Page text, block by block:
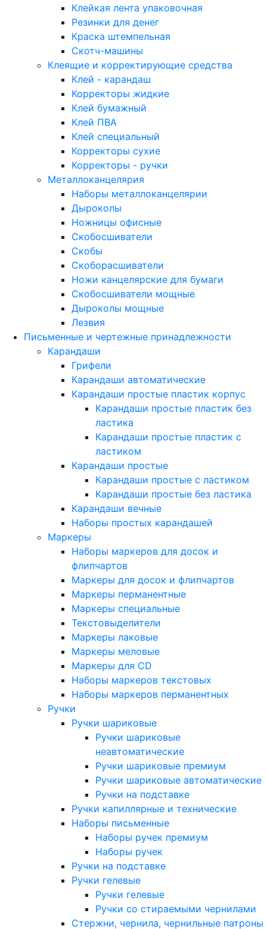
Клейкая лента упаковочная
Резинки для денег
Краска штемпельная
Скотч-машины
Клеящие и корректирующие средства
Клей - карандаш
Корректоры жидкие
Клей бумажный
Клей ПВА
Клей специальный
Корректоры сухие
Корректоры - ручки
Металлоканцелярия
Наборы металлоканцелярии
Дыроколы
Ножницы офисные
Скобосшиватели
Скобы
Скоборасшиватели
Ножи канцелярские для бумаги
Скобосшиватели мощные
Дыроколы мощные
Лезвия
Письменные и чертежные принадлежности
Карандаши
Грифели
Карандаши автоматические
Карандаши простые пластик корпус
Карандаши простые пластик без
ластика
Карандаши простые пластик с
ластиком
Карандаши простые
Карандаши простые с ластиком
Карандаши простые без ластика
Карандаши вечные
Наборы простых карандашей
Маркеры
Наборы маркеров для досок и
флипчартов
Маркеры для досок и флипчартов
Маркеры перманентные
Маркеры специальные
Текстовыделители
Маркеры лаковые
Маркеры меловые
Маркеры для CD
Наборы маркеров текстовых
Наборы маркеров перманентных
Ручки
Ручки шариковые
Ручки шариковые
неавтоматические
Ручки шариковые премиум
Ручки шариковые автоматические
Ручки на подставке
Ручки капиллярные и технические
Наборы письменные
Наборы ручек премиум
Наборы ручек
Ручки на подставке
Ручки гелевые
Ручки гелевые
Ручки со стираемыми чернилами
Стержни, чернила, чернильные патроны